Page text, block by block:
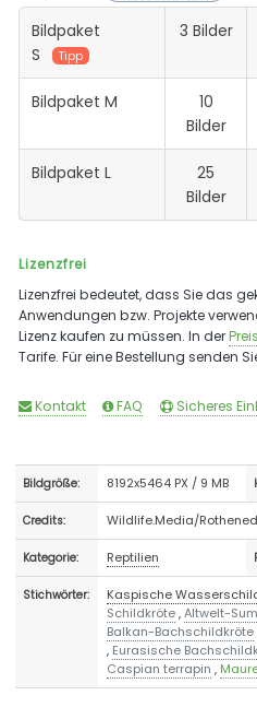
Bildpaket
S
Tipp
3 Bilder
Bildpaket M
10
Bilder
Bildpaket L
25
Bilder
Lizenzfrei
Lizenzfrei bedeutet, dass Sie das
Anwendungen bzw. Projekte
Lizenz kaufen zu müssen. In der
Tarife. Für eine Bestellung senden
Kontakt FAQ Sicheres
Bildgröße: 8192x5464 PX / 9 MB
Credits: Wildlife.Media/
Kategorie: Reptilien
Stichwörter: Kaspische
Schildkröte,Altwelt-
Balkan-Bachschildkröte
, Eurasische
Caspian terrapin ,